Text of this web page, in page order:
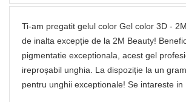
Ti-am pregatit gelul color Gel color 3D -
de inalta excepție de la 2M Beauty!
pigmentatie exceptionala, acest gel
ireproșabil unghia. La dispoziție la un
pentru unghii exceptionale! Se intareste in